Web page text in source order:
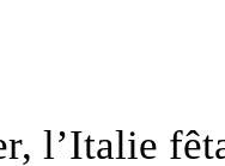
l’Italie